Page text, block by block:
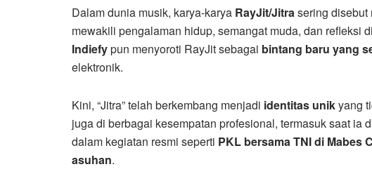
Dalam dunia musik, karya-karya RayJit/Jitra sering
mewakili pengalaman hidup, semangat muda, dan refleksi
Indiefypun menyoroti RayJit sebagai bintang baru yang
elektronik.
Kini, “Jitra” telah berkembang menjadi identitas unikyang
juga di berbagai kesempatan profesional, termasuk saat ia
dalam kegiatan resmi seperti PKL bersama TNI di Mabes
asuhan.